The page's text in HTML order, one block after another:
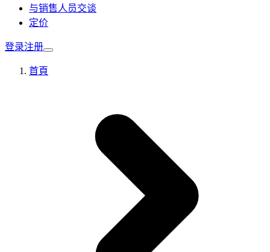
与销售人员交谈
定价
登录注册
首頁